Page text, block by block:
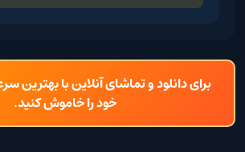
برای دانلود و تماشای آنلاین با بهترین
خود را خاموش کنید.